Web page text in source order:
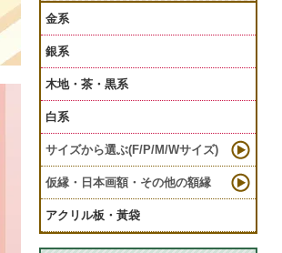
金系
銀系
木地・茶・黒系
白系
サイズから選ぶ(F/P/M/Wサイズ)
仮縁・日本画額・その他の額縁
アクリル板・黃袋